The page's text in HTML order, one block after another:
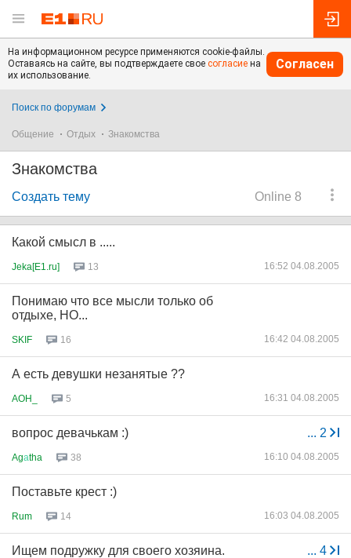
На информационном ресурсе применяются cookie-файлы.
Оставаясь на сайте, вы подтверждаете свое согласие на
их использование.
Согласен
Поиск по форумам
Общение Отдых Знакомства
Знакомства
Online 8
Создать тему
Какой смысл в .....
Jeka[E1.ru] 13 16:52 04.08.2005
Понимаю что все мысли только об
отдыхе, НО...
SKIF 16 16:42 04.08.2005
А есть девушки незанятые ??
AOH_ 5 16:31 04.08.2005
... 2
вопрос девачькам :)
Agаtha 38 16:10 04.08.2005
Поставьте крест :)
Rum 14 16:03 04.08.2005
... 4
Ищем подружку для своего хозяина.